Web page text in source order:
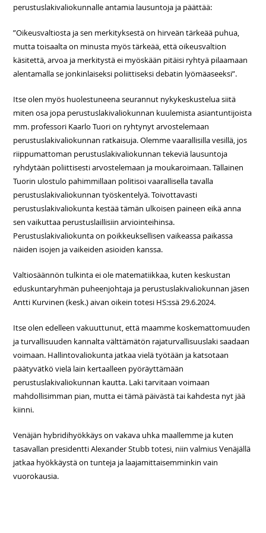
perustuslakivaliokunnalle antamia lausuntoja ja päättää:
”Oikeusvaltiosta ja sen merkityksestä on hirveän tärkeää puhua,
mutta toisaalta on minusta myös tärkeää, että oikeusvaltion
käsitettä, arvoa ja merkitystä ei myöskään pitäisi ryhtyä pilaamaan
alentamalla se jonkinlaiseksi poliittiseksi debatin lyömäaseeksi”.
Itse olen myös huolestuneena seurannut nykykeskustelua siitä
miten osa jopa perustuslakivaliokunnan kuulemista asiantuntijoista
mm. professori Kaarlo Tuori on ryhtynyt arvostelemaan
perustuslakivaliokunnan ratkaisuja. Olemme vaarallisilla vesillä, jos
riippumattoman perustuslakivaliokunnan tekeviä lausuntoja
ryhdytään poliittisesti arvostelemaan ja moukaroimaan. Tällainen
Tuorin ulostulo pahimmillaan politisoi vaarallisella tavalla
perustuslakivaliokunnan työskentelyä. Toivottavasti
perustuslakivaliokunta kestää tämän ulkoisen paineen eikä anna
sen vaikuttaa perustuslaillisiin arviointeihinsa.
Perustuslakivaliokunta on poikkeuksellisen vaikeassa paikassa
näiden isojen ja vaikeiden asioiden kanssa.
Valtiosäännön tulkinta ei ole matematiikkaa, kuten keskustan
eduskuntaryhmän puheenjohtaja ja perustuslakivaliokunnan jäsen
Antti Kurvinen (kesk.) aivan oikein totesi HS:ssä 29.6.2024.
Itse olen edelleen vakuuttunut, että maamme koskemattomuuden
ja turvallisuuden kannalta välttämätön rajaturvallisuuslaki saadaan
voimaan. Hallintovaliokunta jatkaa vielä työtään ja katsotaan
päätyvätkö vielä lain kertaalleen pyöräyttämään
perustuslakivaliokunnan kautta. Laki tarvitaan voimaan
mahdollisimman pian, mutta ei tämä päivästä tai kahdesta nyt jää
kiinni.
Venäjän hybridihyökkäys on vakava uhka maallemme ja kuten
tasavallan presidentti Alexander Stubb totesi, niin valmius Venäjällä
jatkaa hyökkäystä on tunteja ja laajamittaisemminkin vain
vuorokausia.